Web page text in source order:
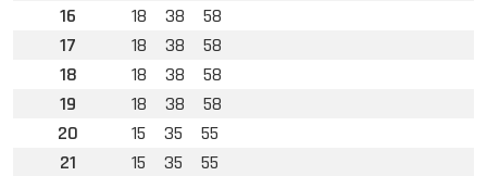
16
18 38
58
17
18 38
58
18
18 38
58
19
18 38
58
20
15 35
55
21
15 35
55